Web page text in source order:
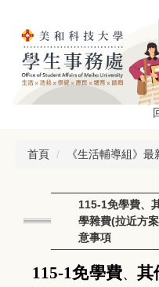
首頁 《生活輔導組》最
115-1免學費、
學雜費(拉近方
意事項
115-1免學費、 其